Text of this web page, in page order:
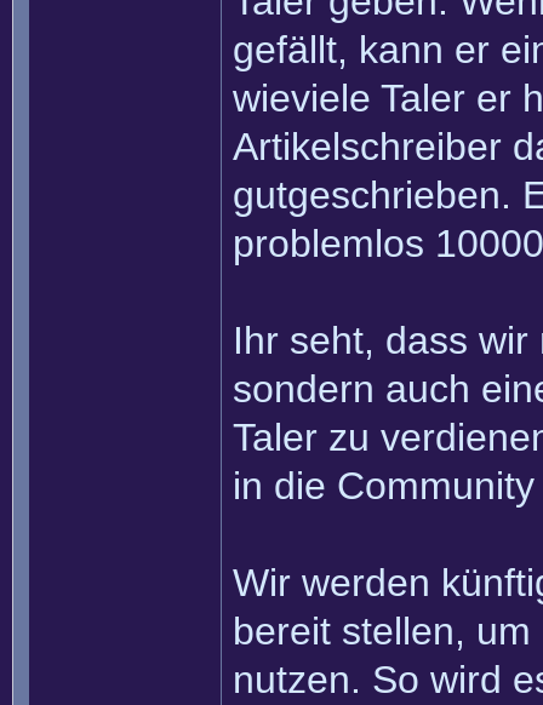
gefällt, kann er
wieviele Taler er
Artikelschreiber
gutgeschrieben.
problemlos
Ihr seht, dass
sondern auch
Taler zu
in die
Wir werden
bereit stellen,
nutzen. So wird